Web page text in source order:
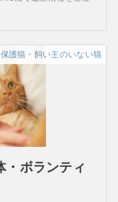
保護猫・飼い主のいない猫
・ボランティ